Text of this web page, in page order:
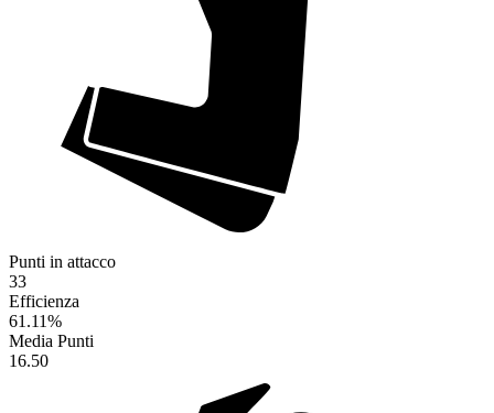
Punti in attacco
33
Efficienza
61.11%
Media Punti
16.50